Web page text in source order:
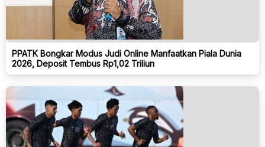
PPATK Bongkar Modus Judi Online Manfaatkan Piala Dunia
2026, Deposit Tembus Rp1,02 Triliun